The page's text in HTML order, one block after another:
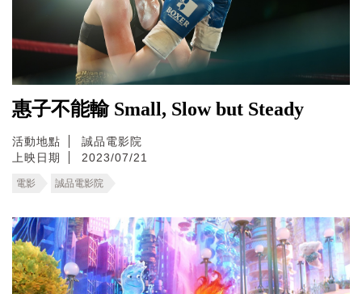
惠子不能輸 Small, Slow but Steady
活動地點
誠品電影院
上映日期
2023/07/21
電影 誠品電影院